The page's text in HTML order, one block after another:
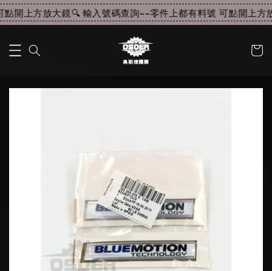
開上方放大鏡🔍 輸入號碼查詢~~零件上都有料號 可點開上方